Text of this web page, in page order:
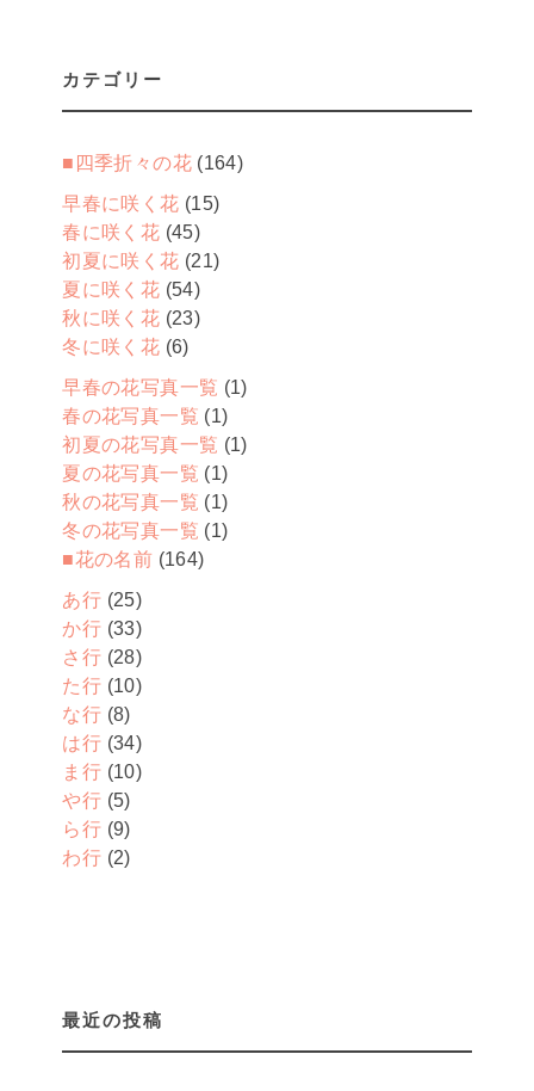
カテゴリー
■四季折々の花(164)
早春に咲く花 (15)
春に咲く花 (45)
初夏に咲く花 (21)
夏に咲く花 (54)
秋に咲く花 (23)
冬に咲く花 (6)
早春の花写真一覧 (1)
春の花写真一覧 (1)
初夏の花写真一覧 (1)
夏の花写真一覧 (1)
秋の花写真一覧 (1)
冬の花写真一覧 (1)
■花の名前 (164)
あ行 (25)
か行 (33)
さ行 (28)
た行 (10)
な行 (8)
は行 (34)
ま行 (10)
や行 (5)
ら行 (9)
わ行 (2)
最近の投稿